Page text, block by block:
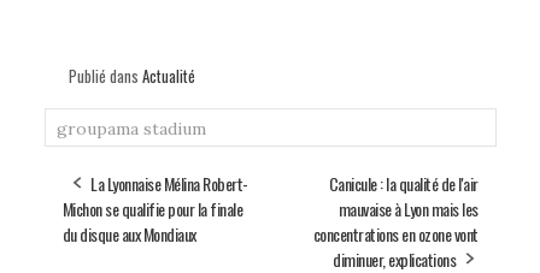
Publié dans Actualité
groupama stadium
La Lyonnaise Mélina Robert-
Michon se qualifie pour la finale
du disque aux Mondiaux
Canicule : la qualité de l'air
mauvaise à Lyon mais les
concentrations en ozone vont
diminuer, explications